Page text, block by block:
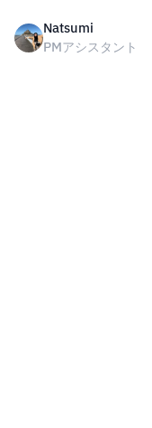
Natsumi
PMアシスタント